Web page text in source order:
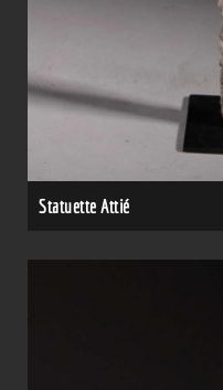
Statuette Attié